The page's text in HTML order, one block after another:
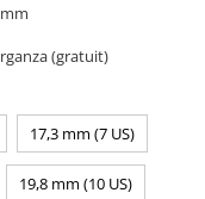
(gratuit)
17,3 mm (7 US)
19,8 mm (10 US)